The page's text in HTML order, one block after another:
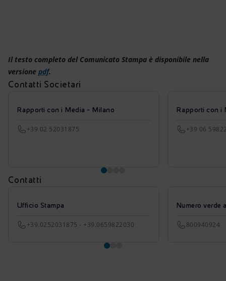
Il testo completo del Comunicato Stampa è disponibile nella
versione pdf.
Contatti Societari
Rapporti con i Media - Milano
+39 02 52031875
Rapporti con i
+39 06
Contatti
Ufficio Stampa
+39.0252031875 - +39.0659822030
Numero verde
800940924